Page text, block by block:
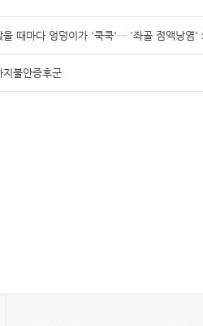
때마다 엉덩이가 '쿡쿡'… '좌골 점액낭염'
불안증후군